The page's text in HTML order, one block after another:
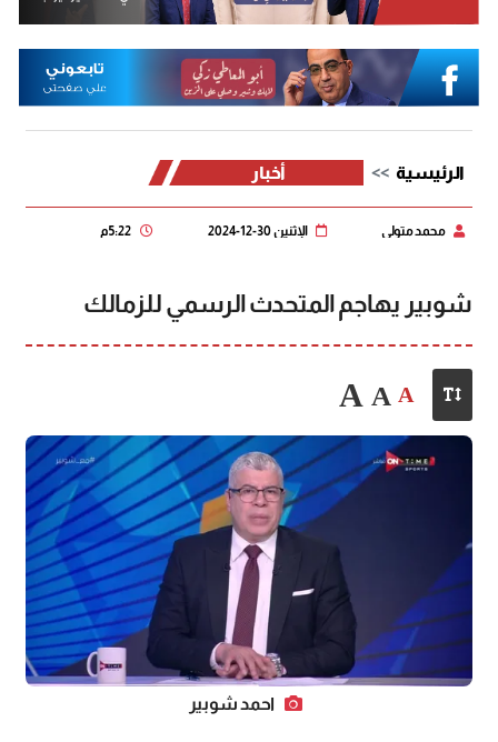
الرئيسية أخبار
محمد متولي الإثنين 30-12-2024 5:22 م
شوبير يهاجم المتحدث الرسمي للزمالك
A
A
A
احمد شوبير